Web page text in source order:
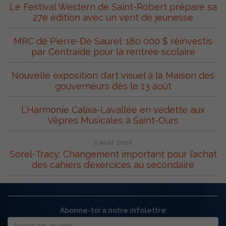
Le Festival Western de Saint-Robert prépare sa
27e édition avec un vent de jeunesse
MRC de Pierre-De Saurel: 180 000 $ réinvestis
par Centraide pour la rentrée scolaire
Nouvelle exposition d’art visuel à la Maison des
gouverneurs dès le 13 août
L’Harmonie Calixa-Lavallée en vedette aux
Vêpres Musicales à Saint-Ours
5 août 2026
Sorel-Tracy: Changement important pour l’achat
des cahiers d’exercices au secondaire
Abonne-toi à notre infolettre